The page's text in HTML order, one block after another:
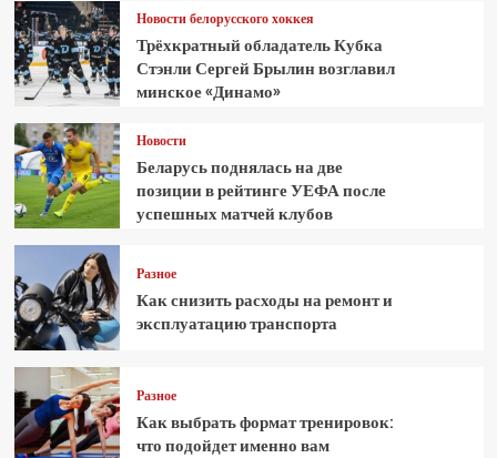
Новости белорусского хоккея
Трёхкратный обладатель Кубка
Стэнли Сергей Брылин возглавил
минское «Динамо»
Новости
Беларусь поднялась на две
позиции в рейтинге УЕФА после
успешных матчей клубов
Разное
Как снизить расходы на ремонт и
эксплуатацию транспорта
Разное
Как выбрать формат тренировок:
что подойдет именно вам